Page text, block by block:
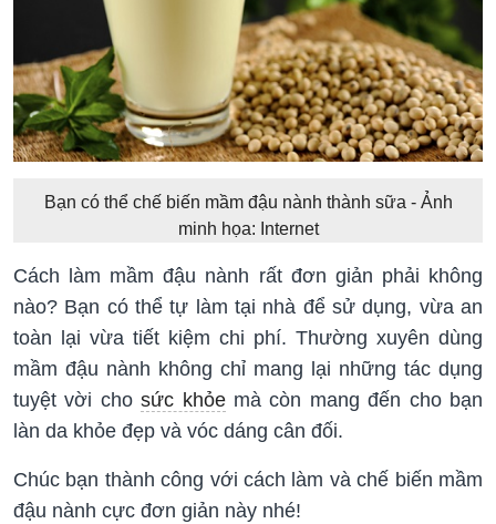
Bạn có thể chế biến mầm đậu nành thành sữa - Ảnh
minh họa: Internet
Cách làm mầm đậu nành rất đơn giản phải không
nào? Bạn có thể tự làm tại nhà để sử dụng, vừa an
toàn lại vừa tiết kiệm chi phí. Thường xuyên dùng
mầm đậu nành không chỉ mang lại những tác dụng
tuyệt vời chosức khỏemà còn mang đến cho bạn
làn da khỏe đẹp và vóc dáng cân đối.
Chúc bạn thành công với cách làm và chế biến mầm
đậu nành cực đơn giản này nhé!